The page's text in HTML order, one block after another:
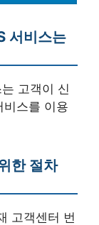
서비스는
고객이 신
비스를 이용
한 절차
고객센터 번